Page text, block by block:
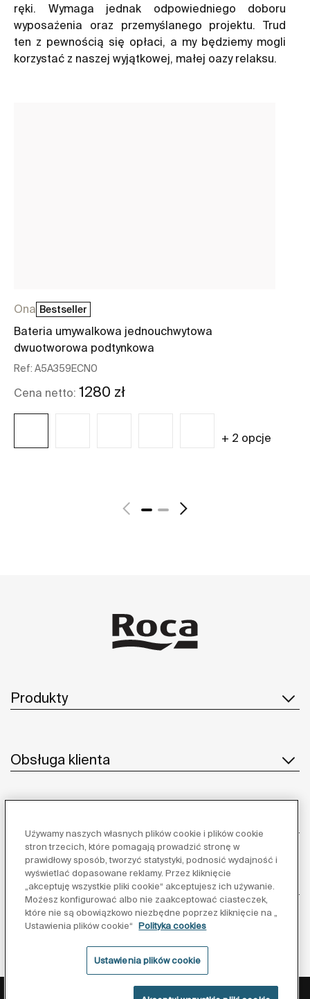
ręki. Wymaga jednak odpowiedniego doboru
wyposażenia oraz przemyślanego projektu. Trud
ten z pewnością się opłaci, a my będziemy mogli
korzystać z naszej wyjątkowej, małej oazy relaksu.
Ona Bestseller
Bateria umywalkowa jednouchwytowa
dwuotworowa podtynkowa
Ref: A5A359ECN0
Cena netto: 1280 zł
+ 2 opcje
Produkty
Obsługa klienta
Inspiracja
Obserwuj nas:
Polityka ochrony danych Warunki korzystania z serwisu
Używamy naszych własnych plików cookie i plików cookie
stron trzecich, które pomagają prowadzić stronę w
prawidłowy sposób, tworzyć statystyki, podnosić wydajność i
wyświetlać dopasowane reklamy. Przez kliknięcie
„akceptuję wszystkie pliki cookie“ akceptujesz ich używanie.
Możesz konfigurować albo nie zaakceptować ciasteczek,
które nie są obowiązkowo niezbędne poprzez kliknięcie na „
Ustawienia plików cookie“
Polityka cookies
Ustawienia plików cookie